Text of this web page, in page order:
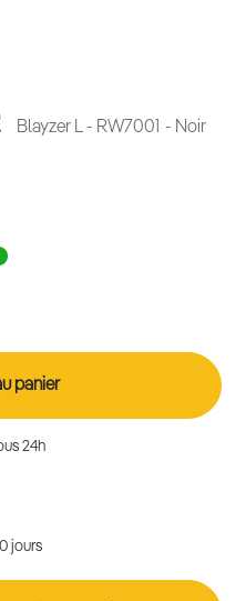
Blayzer L - RW7001 - Noir
panier
24h
jours